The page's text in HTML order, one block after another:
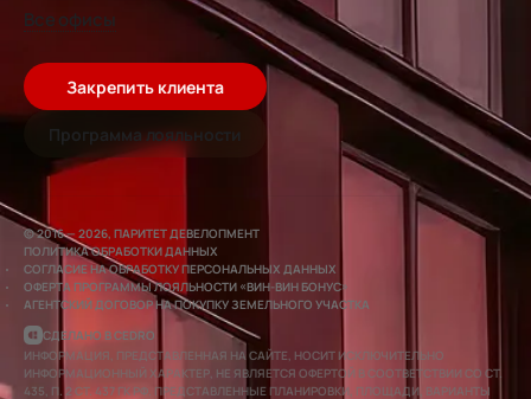
Все офисы
Закрепить клиента
Программа лояльности
© 2016 — 2026, ПАРИТЕТ ДЕВЕЛОПМЕНТ
ПОЛИТИКА ОБРАБОТКИ ДАННЫХ
СОГЛАСИЕ НА ОБРАБОТКУ ПЕРСОНАЛЬНЫХ ДАННЫХ
ОФЕРТА ПРОГРАММЫ ЛОЯЛЬНОСТИ «ВИН-ВИН БОНУС»
АГЕНТСКИЙ ДОГОВОР НА ПОКУПКУ ЗЕМЕЛЬНОГО УЧАСТКА
СДЕЛАНО В CEDRO
ИНФОРМАЦИЯ, ПРЕДСТАВЛЕННАЯ НА САЙТЕ, НОСИТ ИСКЛЮЧИТЕЛЬНО
ИНФОРМАЦИОННЫЙ ХАРАКТЕР, НЕ ЯВЛЯЕТСЯ ОФЕРТОЙ В СООТВЕТСТВИИ СО СТ.
435, П. 2 СТ. 437 ГК РФ. ПРЕДСТАВЛЕННЫЕ ПЛАНИРОВКИ, ПЛОЩАДИ, ВАРИАНТЫ